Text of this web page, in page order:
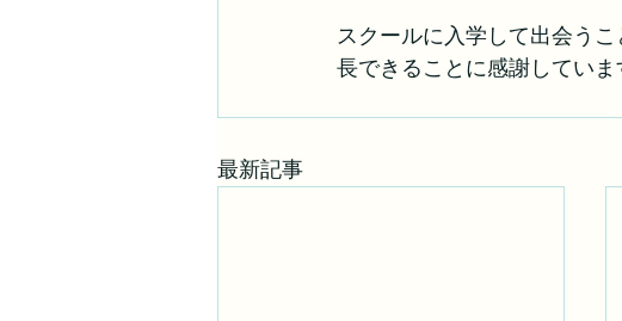
スクールに入学して出会う
長できることに感謝していま
最新記事